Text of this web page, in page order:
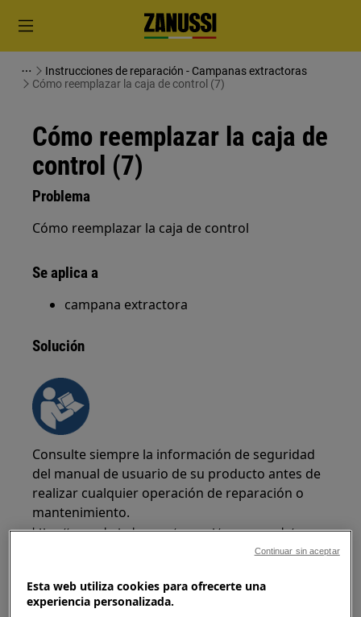
Instrucciones de reparación - Campanas extractoras
Cómo reemplazar la caja de control (7)
Cómo reemplazar la caja de
control (7)
Problema
Cómo reemplazar la caja de control
Se aplica a
campana extractora
Solución
Consulte siempre la información de seguridad
del manual de usuario de su producto antes de
realizar cualquier operación de reparación o
mantenimiento.
https://www.electrolux.com/support/user-manuals/
Esta web utiliza cookies para ofrecerte una
experiencia personalizada.
Continuar sin aceptar